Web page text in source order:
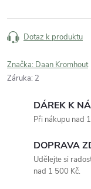
cena:
Dotaz k produktu
Značka: Daan Kromhout
Záruka: 2
DÁREK K
Při nákupu nad
DOPRAVA
Udělejte si
nad 1 500 Kč.